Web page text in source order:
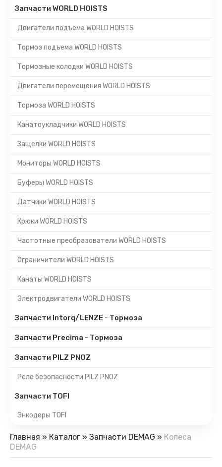
Запчасти WORLD HOISTS
Двигатели подъема WORLD HOISTS
Тормоз подъема WORLD HOISTS
Тормозные колодки WORLD HOISTS
Двигатели перемещения WORLD HOISTS
Тормоза WORLD HOISTS
Канатоукладчики WORLD HOISTS
Защелки WORLD HOISTS
Мониторы WORLD HOISTS
Буферы WORLD HOISTS
Датчики WORLD HOISTS
Крюки WORLD HOISTS
Частотные преобразователи WORLD HOISTS
Ограничители WORLD HOISTS
Канаты WORLD HOISTS
Электродвигатели WORLD HOISTS
Запчасти Intorq/LENZE - Тормоза
Запчасти Precima - Тормоза
Запчасти PILZ PNOZ
Реле безопасности PILZ PNOZ
Запчасти TOFI
Энкодеры TOFI
Главная » Каталог » Запчасти DEMAG » Колеса
DEMAG